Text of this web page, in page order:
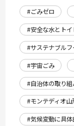
#ごみゼロ
#安全な水とト
#サステナブルフ
#宇宙ごみ
#自治体の取り組
#モンテディオ山
#気候変動に具